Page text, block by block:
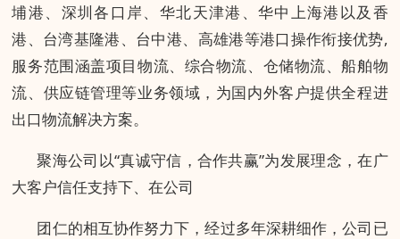
埔港、深圳各口岸、华北天津港、华中上海港以及香
港、台湾基隆港、台中港、高雄港等港口操作衔接优势,
服务范围涵盖项目物流、综合物流、仓储物流、船舶物
流、供应链管理等业务领域，为国内外客户提供全程进
出口物流解决方案。
聚海公司以“真诚守信，合作共赢”为发展理念，在广
大客户信任支持下、在公司
团仁的相互协作努力下，经过多年深耕细作，公司已